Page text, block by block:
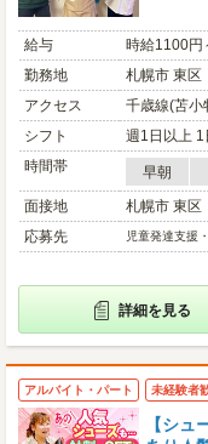
給与
時給1100円
勤務地
札幌市 東区
アクセス
千歳線(苫小
シフト
週1日以上
時間帯
早朝
面接地
札幌市 東区
応募先
児童発達支援
詳細を見る
アルバイト・パート 未経験者
【シ